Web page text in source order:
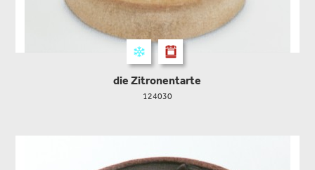
die Zitronentarte
124030